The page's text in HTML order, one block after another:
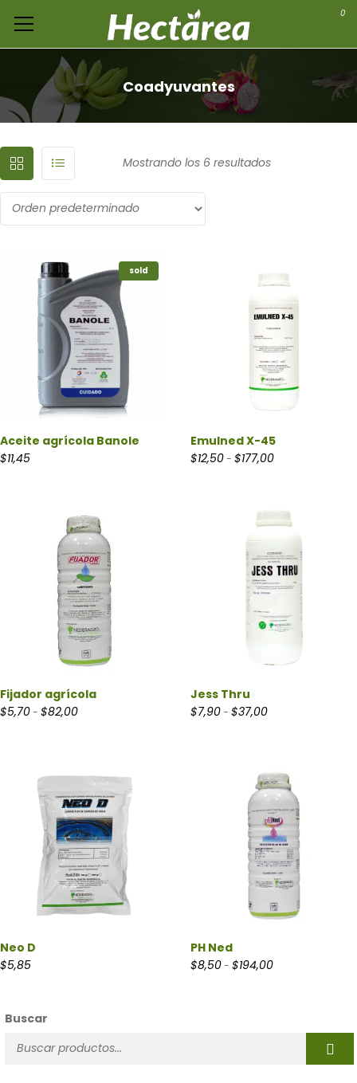
0
Coadyuvantes
Mostrando los 6 resultados
sold
Aceite agrícola Banole
$11,45
Emulned X-45
$12,50- $177,00Rango de
Fijador agrícola
$5,70- $82,00Rango de precios: desde $5,70 hasta $82,00
Jess Thru
$7,90- $37,00Rango de precios:
Neo D
$5,85
PH Ned
$8,50- $194,00Rango de
Buscar